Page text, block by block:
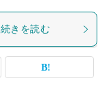
続きを読む